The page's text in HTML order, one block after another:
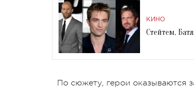
КИНО
Стейтем,
По сюжету, герои оказываются